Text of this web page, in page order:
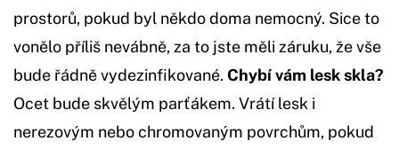
prostorů, pokud byl někdo doma nemocný. Sice to
vonělo příliš nevábně, za to jste měli záruku, že vše
bude řádně vydezinfikované. Chybí vám lesk skla?
Ocet bude skvělým parťákem. Vrátí lesk i
nerezovým nebo chromovaným povrchům, pokud